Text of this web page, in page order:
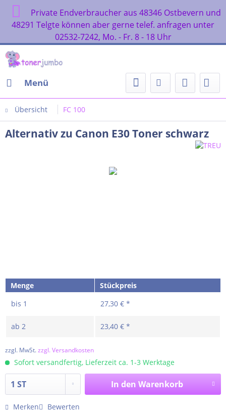
Private Endverbraucher aus 48346 Ostbevern und
48291 Telgte können aber gerne telef. anfragen unter
02532-7242, Mo. - Fr. 8 - 18 Uhr
Menü
Übersicht FC 100
Alternativ zu Canon E30 Toner schwarz
Menge
Stückpreis
bis 1 27,30 € *
ab 2 23,40 € *
zzgl. MwSt.zzgl. Versandkosten
Sofort versandfertig, Lieferzeit ca. 1-3 Werktage
In den Warenkorb
Merken Bewerten